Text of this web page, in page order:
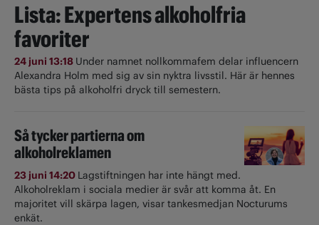
Lista: Expertens alkoholfria
favoriter
24 juni 13:18 Under namnet nollkommafem delar influencern
Alexandra Holm med sig av sin nyktra livsstil. Här är hennes
bästa tips på alkoholfri dryck till semestern.
Så tycker partierna om
alkoholreklamen
23 juni 14:20 Lagstiftningen har inte hängt med.
Alkoholreklam i sociala medier är svår att komma åt. En
majoritet vill skärpa lagen, visar tankesmedjan Nocturums
enkät.